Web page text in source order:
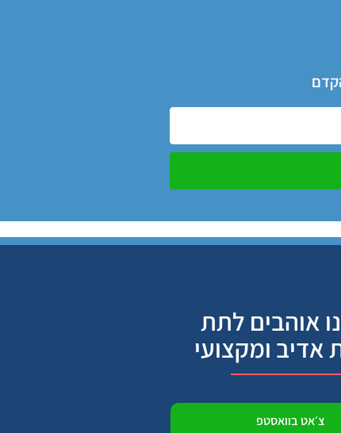
אוהבים לתת
אדיב ומקצועי
צ׳אט בוואסטפ